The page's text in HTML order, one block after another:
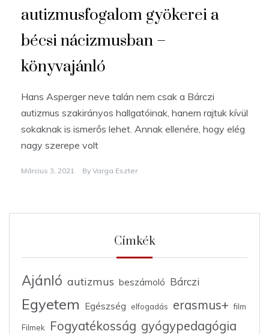
autizmusfogalom gyökerei a
bécsi nácizmusban –
könyvajánló
Hans Asperger neve talán nem csak a Bárczi
autizmus szakirányos hallgatóinak, hanem rajtuk kívül
sokaknak is ismerős lehet. Annak ellenére, hogy elég
nagy szerepe volt
Március 3, 2021 By Varga Eszter
Címkék
Ajánló autizmus beszámoló Bárczi
Egyetem Egészség elfogadás erasmus+ film
Filmek Fogyatékosság gyógypedagógia